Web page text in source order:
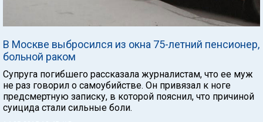
В Москве выбросился из окна 75-летний пенсионер,
больной раком
Супруга погибшего рассказала журналистам, что ее муж
не раз говорил о самоубийстве. Он привязал к ноге
предсмертную записку, в которой пояснил, что причиной
суицида стали сильные боли.